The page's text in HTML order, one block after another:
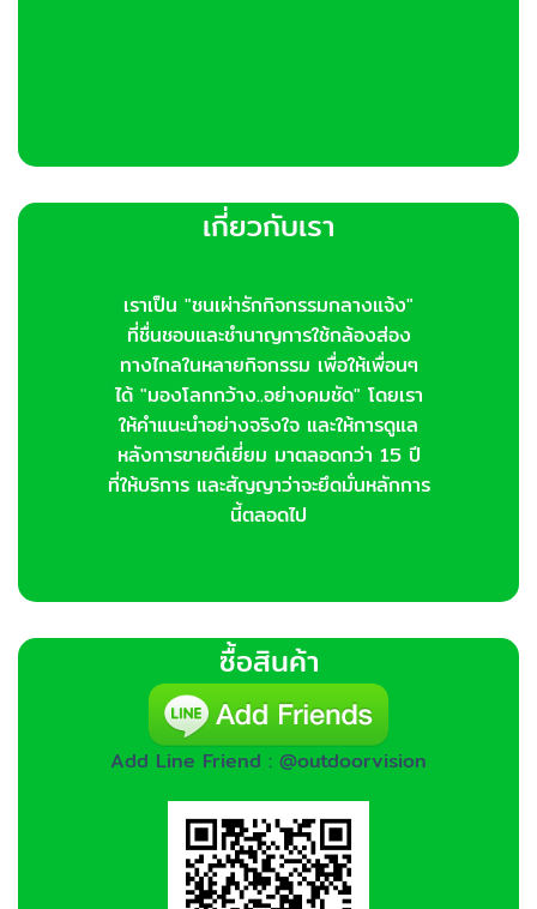
เกี่ยวกับเรา
เราเป็น "ชนเผ่ารักกิจกรรมกลางแจ้ง"
ที่ชื่นชอบและชำนาญการใช้กล้องส่อง
ทางไกลในหลายกิจกรรม เพื่อให้เพื่อนๆ
ได้ "มองโลกกว้าง..อย่างคมชัด" โดยเรา
ให้คำแนะนำอย่างจริงใจ และให้การดูแล
หลังการขายดีเยี่ยม มาตลอดกว่า 15 ปี
ที่ให้บริการ และสัญญาว่าจะยึดมั่นหลักการ
นี้ตลอดไป
ซื้อสินค้า
Add Line Friend : @outdoorvision